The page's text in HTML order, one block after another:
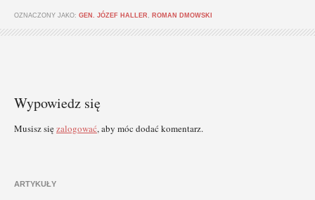
OZNACZONY JAKO: GEN. JÓZEF HALLER ROMAN DMOWSKI
Wypowiedz się
Musisz sięzalogować, aby móc dodać komentarz.
ARTYKUŁY